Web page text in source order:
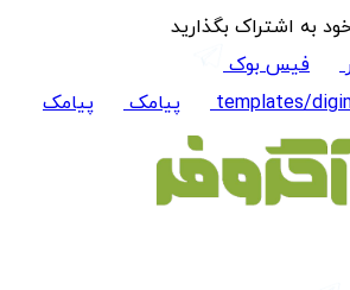
به اشتراک بگذارید
فیس بوک
templates/
پیامک پیامک